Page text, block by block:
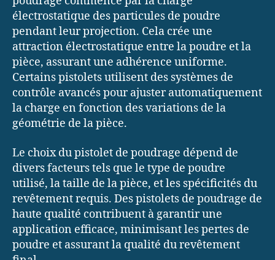
électrostatique des particules de poudre
pendant leur projection. Cela crée une
attraction électrostatique entre la poudre et la
pièce, assurant une adhérence uniforme.
Certains pistolets utilisent des systèmes de
contrôle avancés pour ajuster automatiquement
la charge en fonction des variations de la
géométrie de la pièce.
Le choix du pistolet de poudrage dépend de
divers facteurs tels que le type de poudre
utilisé, la taille de la pièce, et les spécificités du
revêtement requis. Des pistolets de poudrage de
haute qualité contribuent à garantir une
application efficace, minimisant les pertes de
poudre et assurant la qualité du revêtement